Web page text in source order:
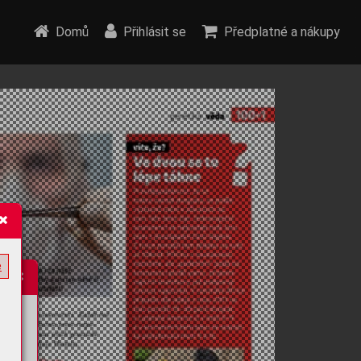
Domů Přihlásit se Předplatné a nákupy